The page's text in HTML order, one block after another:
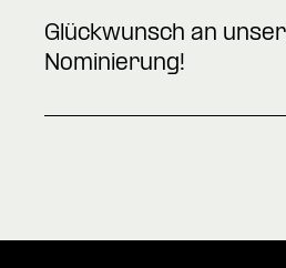
Glückwunsch an
Nominierung!